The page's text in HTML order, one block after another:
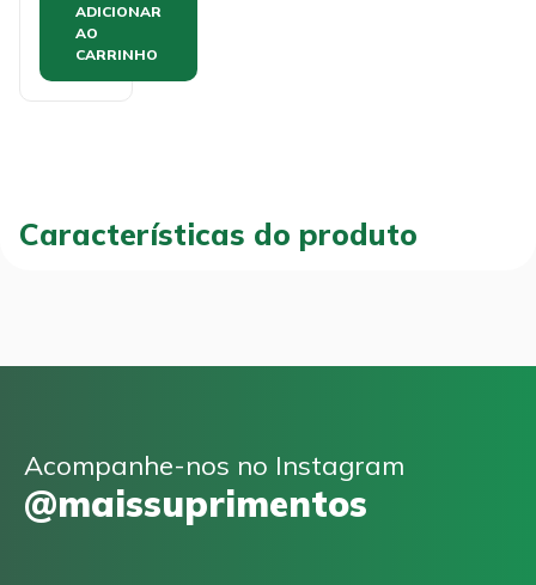
ADICIONAR
AO
CARRINHO
Características do produto
Acompanhe-nos no Instagram
@maissuprimentos